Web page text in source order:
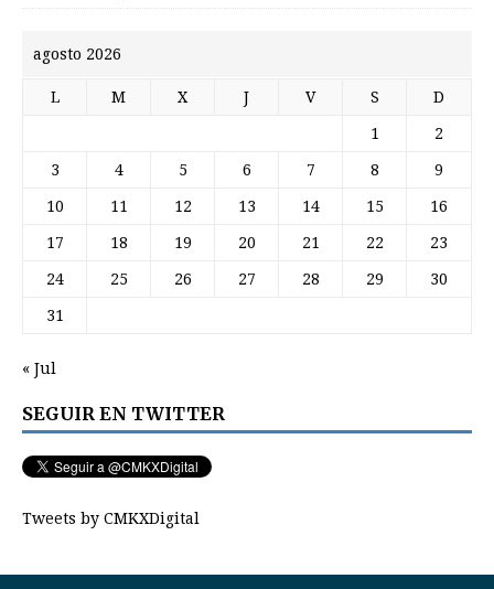
agosto 2026
L M X J V S D
1 2
3 4 5 6 7 8 9
10 11 12 13 14 15 16
17 18 19 20 21 22 23
24 25 26 27 28 29 30
31
« Jul
SEGUIR EN TWITTER
Tweets by CMKXDigital